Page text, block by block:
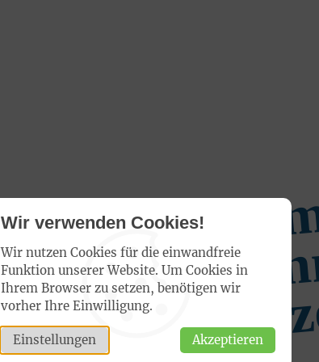
Wir verwenden Cookies!
Wir nutzen Cookies für die einwandfreie
Funktion unserer Website. Um Cookies in
Ihrem Browser zu setzen, benötigen wir
vorher Ihre Einwilligung.
Einstellungen Akzeptieren